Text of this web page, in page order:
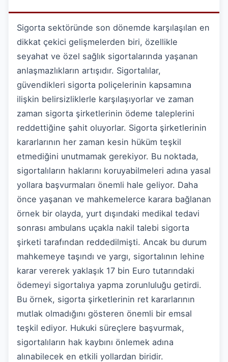
Sigorta sektöründe son dönemde karşılaşılan en
dikkat çekici gelişmelerden biri, özellikle
seyahat ve özel sağlık sigortalarında yaşanan
anlaşmazlıkların artışıdır. Sigortalılar,
güvendikleri sigorta poliçelerinin kapsamına
ilişkin belirsizliklerle karşılaşıyorlar ve zaman
zaman sigorta şirketlerinin ödeme taleplerini
reddettiğine şahit oluyorlar. Sigorta şirketlerinin
kararlarının her zaman kesin hüküm teşkil
etmediğini unutmamak gerekiyor. Bu noktada,
sigortalıların haklarını koruyabilmeleri adına yasal
yollara başvurmaları önemli hale geliyor. Daha
önce yaşanan ve mahkemelerce karara bağlanan
örnek bir olayda, yurt dışındaki medikal tedavi
sonrası ambulans uçakla nakil talebi sigorta
şirketi tarafından reddedilmişti. Ancak bu durum
mahkemeye taşındı ve yargı, sigortalının lehine
karar vererek yaklaşık 17 bin Euro tutarındaki
ödemeyi sigortalıya yapma zorunluluğu getirdi.
Bu örnek, sigorta şirketlerinin ret kararlarının
mutlak olmadığını gösteren önemli bir emsal
teşkil ediyor. Hukuki süreçlere başvurmak,
sigortalıların hak kaybını önlemek adına
alınabilecek en etkili yollardan biridir.